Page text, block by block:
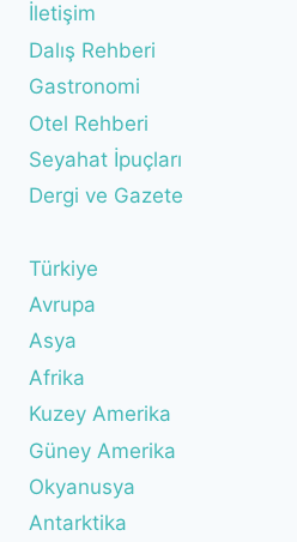
İletişim
Dalış Rehberi
Gastronomi
Otel Rehberi
Seyahat İpuçları
Dergi ve Gazete
Türkiye
Avrupa
Asya
Afrika
Kuzey Amerika
Güney Amerika
Okyanusya
Antarktika